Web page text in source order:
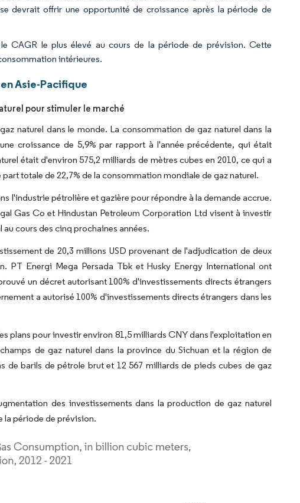
devrait offrir une opportunité de croissance après la période de
CAGR le plus élevé au cours de la période de prévision. Cette
intérieures.
Asie-Pacifique
pour stimuler le marché
naturel dans le monde. La consommation de gaz naturel dans la
croissance de 5,9% par rapport à l'année précédente, qui était
était d'environ 575,2 milliards de mètres cubes en 2010, ce qui a
totale de 22,7% de la consommation mondiale de gaz naturel.
l'industrie pétrolière et gazière pour répondre à la demande accrue.
Gas Co et Hindustan Petroleum Corporation Ltd visent à investir
cours des cinq prochaines années.
de 20,3 millions USD provenant de l'adjudication de deux
PT Energi Mega Persada Tbk et Husky Energy International ont
un décret autorisant 100% d'investissements directs étrangers
a autorisé 100% d'investissements directs étrangers dans les
plans pour investir environ 81,5 milliards CNY dans l'exploitation en
de gaz naturel dans la province du Sichuan et la région de
de barils de pétrole brut et 12 567 milliards de pieds cubes de gaz
des investissements dans la production de gaz naturel
la période de prévision.